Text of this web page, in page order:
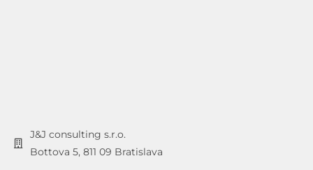
J&J consulting s.r.o.
Bottova 5, 811 09 Bratislava